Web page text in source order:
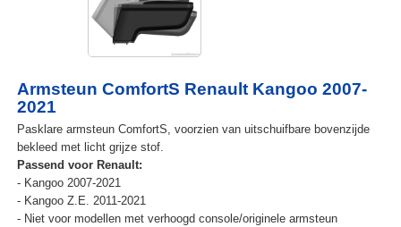
Armsteun ComfortS Renault Kangoo 2007-
2021
Pasklare armsteun ComfortS, voorzien van uitschuifbare bovenzijde
bekleed met licht grijze stof.
Passend voor Renault:
- Kangoo 2007-2021
- Kangoo Z.E. 2011-2021
- Niet voor modellen met verhoogd console/originele armsteun